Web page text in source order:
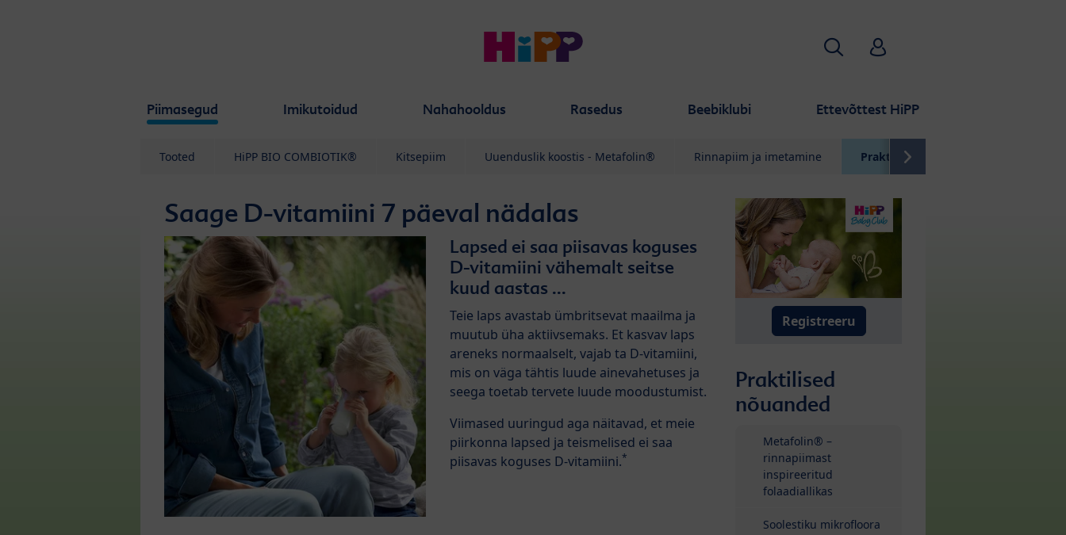
Piimasegud Imikutoidud Nahahooldus Rasedus Beebiklubi Ettevõttest HiPP
Otsi HiPP Babyclub
Tooted HiPP BIO COMBIOTIK® Kitsepiim Uuenduslik koostis - Metafolin® Rinnapiim ja imetamine Praktilised nõuanded
Saage D-vitamiini 7 päeval nädalas
Lapsed ei saa piisavas koguses
D-vitamiini vähemalt seitse
kuud aastas ...
Teie laps avastab ümbritsevat maailma ja
muutub üha aktiivsemaks. Et kasvav laps
areneks normaalselt, vajab ta D-vitamiini,
mis on väga tähtis luude ainevahetuses ja
seega toetab tervete luude moodustumist.
Viimased uuringud aga näitavad, et meie
piirkonna lapsed ja teismelised ei saa
piisavas koguses D-vitamiini.*
Registreeru
Praktilised
nõuanded
Metafolin® –
rinnapiimast
inspireeritud
folaadiallikas
Soolestiku mikrofloora